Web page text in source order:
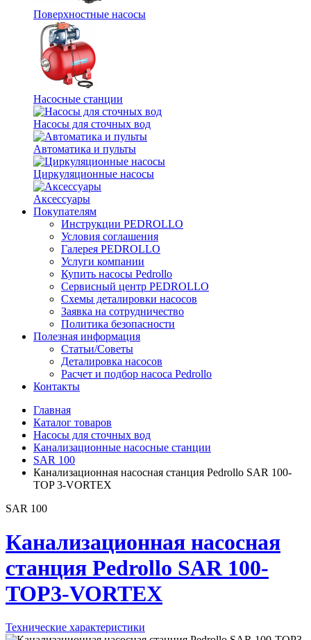
Поверхностные насосы
Насосные станции
Насосы для сточных вод
Автоматика и пульты
Циркуляционные насосы
Аксессуары
Покупателям
Инструкции PEDROLLO
Условия соглашения
Галерея PEDROLLO
Услуги компании
Купить насосы Pedrollo
Сервисный центр PEDROLLO
Схемы деталировки насосов
Заявка на сотрудничество
Политика безопасности
Полезная информация
Статьи/Советы
Деталировка насосов
Расчет и подбор насоса Pedrollo
Контакты
Главная
Каталог товаров
Насосы для сточных вод
Канализационные насосные станции
SAR 100
Канализационная насосная станция Pedrollo SAR 100-
TOP 3-VORTEX
SAR 100
Канализационная насосная
станция Pedrollo SAR 100-
TOP3-VORTEX
Технические характеристики